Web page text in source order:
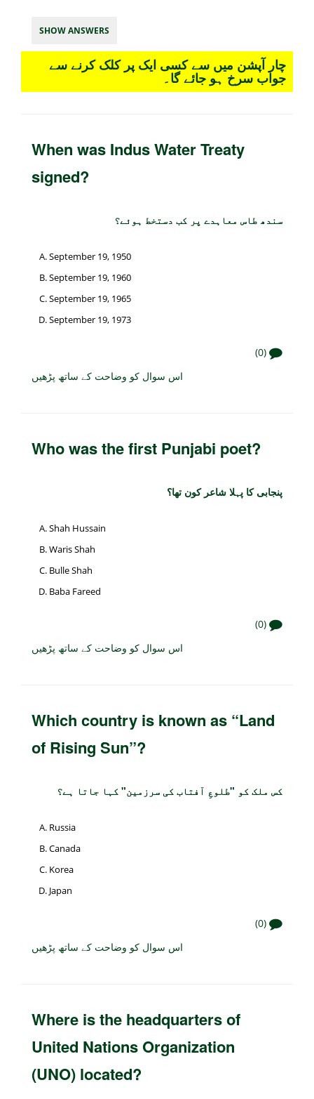
SHOW ANSWERS
چار آپشن میں سے کسی ایک پر کلک کرنے سے
جواب سرخ ہو جائے گا۔
When was Indus Water Treaty
signed?
سندھ طاس معاہدے پر کب دستخط ہوئے؟
September 19, 1950
September 19, 1960
September 19, 1965
September 19, 1973
(0)
اس سوال کو وضاحت کے ساتھ پڑھیں
Who was the first Punjabi poet?
پنجابی کا پہلا شاعر کون تھا؟
Shah Hussain
Waris Shah
Bulle Shah
Baba Fareed
(0)
اس سوال کو وضاحت کے ساتھ پڑھیں
Which country is known as “Land
of Rising Sun”?
کس ملک کو "طلوعِ آفتاب کی سرزمین" کہا جاتا ہے؟
Russia
Canada
Korea
Japan
(0)
اس سوال کو وضاحت کے ساتھ پڑھیں
Where is the headquarters of
United Nations Organization
(UNO) located?